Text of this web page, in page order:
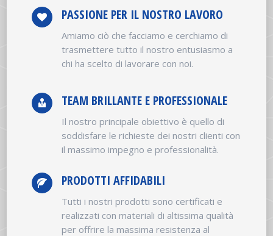
PASSIONE PER IL NOSTRO LAVORO
Amiamo ciò che facciamo e cerchiamo di
trasmettere tutto il nostro entusiasmo a
chi ha scelto di lavorare con noi.
TEAM BRILLANTE E PROFESSIONALE
Il nostro principale obiettivo è quello di
soddisfare le richieste dei nostri clienti con
il massimo impegno e professionalità.
PRODOTTI AFFIDABILI
Tutti i nostri prodotti sono certificati e
realizzati con materiali di altissima qualità
per offrire la massima resistenza al